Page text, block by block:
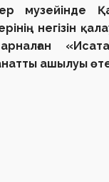
музейінде
негізін
ашылуы